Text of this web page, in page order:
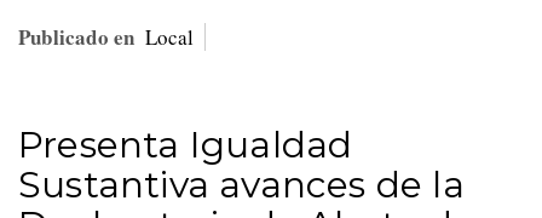
Publicado en Local
Presenta Igualdad
Sustantiva avances de la